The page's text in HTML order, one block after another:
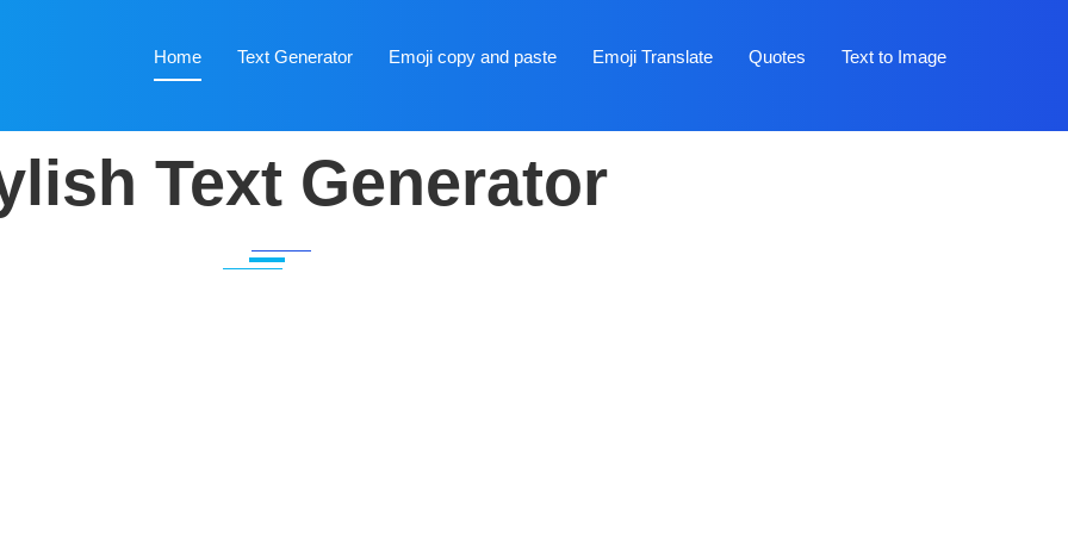
Home Text Generator Emoji copy and paste Emoji Translate Quotes Text to Image
Text Generator